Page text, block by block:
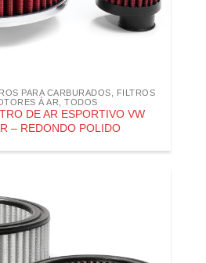
PARA CARBURADOS
FILTROS
Á AR
TODOS
DE AR ESPORTIVO VW
– REDONDO POLIDO